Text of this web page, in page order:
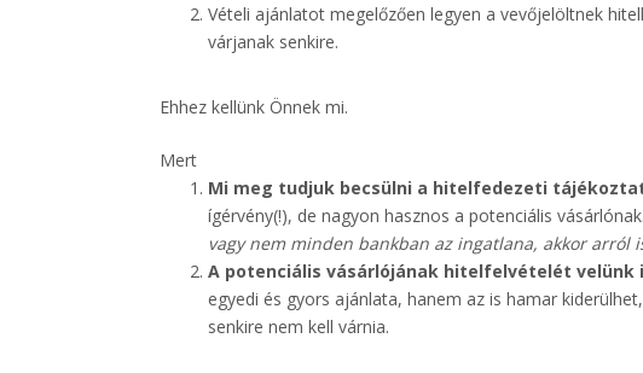
Vételi ajánlatot megelőzően legyen a vevőjelöltnek
várjanak senkire.
Ehhez kellünk Önnek mi.
Mert
Mi meg tudjuk becsülni a hitelfedezeti
ígérvény(!), de nagyon hasznos a potenciális vásárlónak.
vagy nem minden bankban az ingatlana, akkor arról
A potenciális vásárlójának hitelfelvételét
egyedi és gyors ajánlata, hanem az is hamar
senkire nem kell várnia.